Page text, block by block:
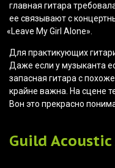
главная гитара
ее связывают с
«Leave My Girl Alone».
Для практикующих
Даже если у музыканта
запасная гитара с
крайне важна. На сцене
Вон это прекрасно
Guild Acoustic